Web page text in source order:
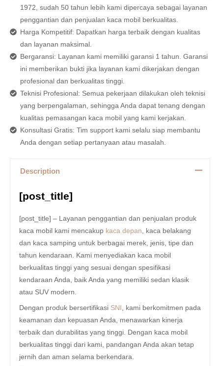
1972, sudah 50 tahun lebih kami dipercaya sebagai layanan
penggantian dan penjualan kaca mobil berkualitas.
Harga Kompetitif: Dapatkan harga terbaik dengan kualitas
dan layanan maksimal.
Bergaransi: Layanan kami memiliki garansi 1 tahun. Garansi
ini memberikan bukti jika layanan kami dikerjakan dengan
profesional dan berkualitas tinggi.
Teknisi Profesional: Semua pekerjaan dilakukan oleh teknisi
yang berpengalaman, sehingga Anda dapat tenang dengan
kualitas pemasangan kaca mobil yang kami kerjakan.
Konsultasi Gratis: Tim support kami selalu siap membantu
Anda dengan setiap pertanyaan atau masalah.
Description
[post_title]
[post_title] – Layanan penggantian dan penjualan produk
kaca mobil kami mencakup kaca depan , kaca belakang
dan kaca samping untuk berbagai merek, jenis, tipe dan
tahun kendaraan. Kami menyediakan kaca mobil
berkualitas tinggi yang sesuai dengan spesifikasi
kendaraan Anda, baik Anda yang memiliki sedan klasik
atau SUV modern.
Dengan produk bersertifikasi SNI
, kami berkomitmen pada
keamanan dan kepuasan Anda, menawarkan kinerja
terbaik dan durabilitas yang tinggi. Dengan kaca mobil
berkualitas tinggi dari kami, pandangan Anda akan tetap
jernih dan aman selama berkendara.